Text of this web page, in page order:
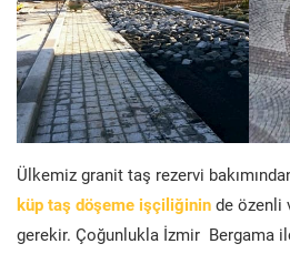
Ülkemiz granit taş rezervi
küp taş döşeme işçiliğinin de özenli
gerekir. Çoğunlukla İzmir Bergama